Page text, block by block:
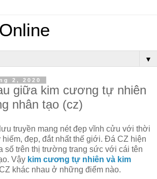
▼
2, 2020
giữa kim cương tự nhiên
nhân tạo (cz)
truyền mang nét đẹp vĩnh cửu với thời
đẹp, đắt nhất thế giới. Đá CZ hiện
số trên thị trường trang sức với cái tên
Vậy kim cương tự nhiên và kim
khác nhau ở những điểm nào.